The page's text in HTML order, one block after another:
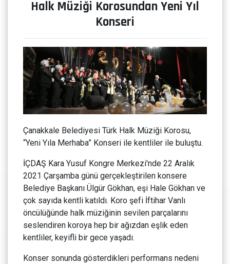
Halk Müziği Korosundan Yeni Yıl
Konseri
Çanakkale Belediyesi Türk Halk Müziği Korosu,
“Yeni Yıla Merhaba” Konseri ile kentliler ile buluştu.
İÇDAŞ Kara Yusuf Kongre Merkezi'nde 22 Aralık
2021 Çarşamba günü gerçekleştirilen konsere
Belediye Başkanı Ülgür Gökhan, eşi Hale Gökhan ve
çok sayıda kentli katıldı. Koro şefi İftihar Vanlı
öncülüğünde halk müziğinin sevilen parçalarını
seslendiren koroya hep bir ağızdan eşlik eden
kentliler, keyifli bir gece yaşadı.
Konser sonunda gösterdikleri performans nedeni